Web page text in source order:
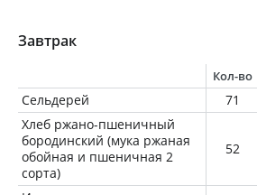
Завтрак
Кол-во
Сельдерей 71
Хлеб ржано-пшеничный
бородинский (мука ржаная
обойная и пшеничная 2
сорта)
52